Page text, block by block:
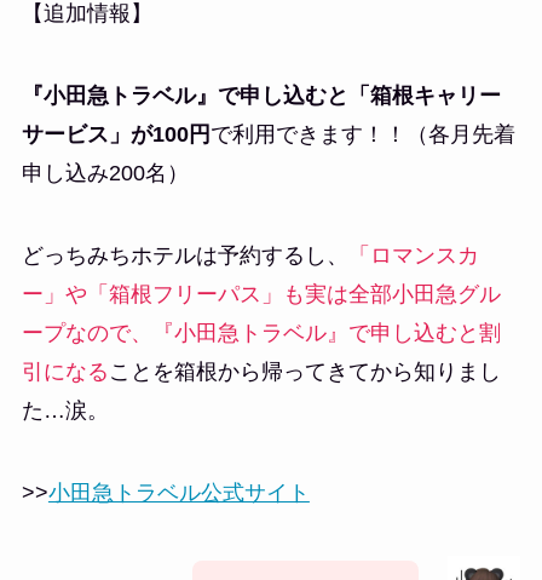
【追加情報】
『小田急トラベル』で申し込むと「箱根キャリー
サービス」が100円 で利用できます！！（各月先着
申し込み200名）
どっちみちホテルは予約するし、
「ロマンスカ
ー」や「箱根フリーパス」も実は全部小田急グル
ープなので、『小田急トラベル』で申し込むと割
引になる ことを箱根から帰ってきてから知りまし
た…涙。
>>小田急トラベル公式サイト